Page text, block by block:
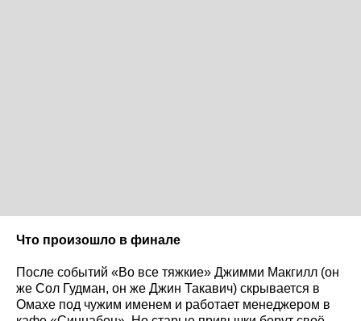
Что произошло в финале
После событий «Во все тяжкие» Джимми Макгилл (он
же Сол Гудман, он же Джин Такавич) скрывается в
Омахе под чужим именем и работает менеджером в